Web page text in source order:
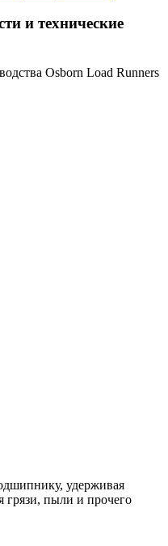
и технические
Osborn Load Runners
удерживая
грязи, пыли и прочего